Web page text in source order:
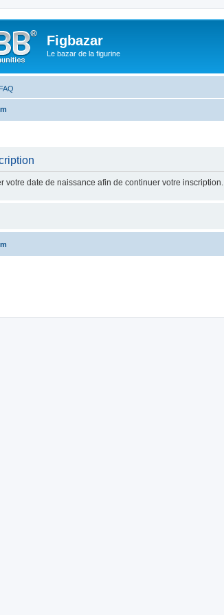
Figbazar
Le bazar de la figurine
FAQ
votre date de naissance afin de continuer votre inscription.